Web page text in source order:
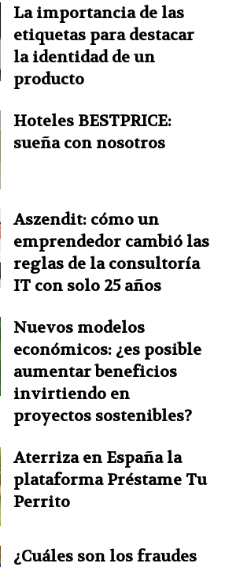
La importancia de las
etiquetas para destacar
la identidad de un
producto
Hoteles BESTPRICE:
sueña con nosotros
Aszendit: cómo un
emprendedor cambió las
reglas de la consultoría
IT con solo 25 años
Nuevos modelos
económicos: ¿es posible
aumentar beneficios
invirtiendo en
proyectos sostenibles?
Aterriza en España la
plataforma Préstame Tu
Perrito
¿Cuáles son los fraudes